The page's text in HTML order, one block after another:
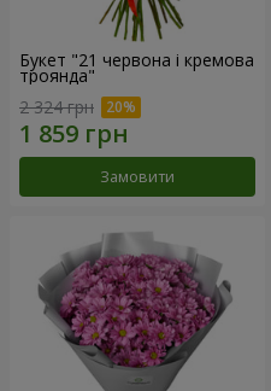
Букет "21 червона і кремова
троянда"
2 324 грн
Замовити